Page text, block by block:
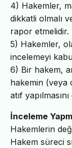
4) Hakemler,
dikkatli olmalı
rapor etmelidir.
5) Hakemler,
incelemeyi
6) Bir hakem,
hakemin (veya
atıf
İnceleme
Hakemlerin
Hakem süreci